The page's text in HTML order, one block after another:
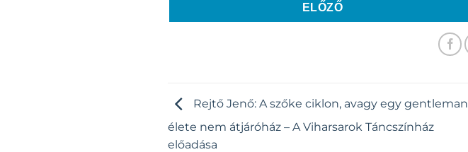
ELŐZŐ
Rejtő Jenő: A szőke ciklon, avagy egy gentleman
élete nem átjáróház – A Viharsarok Táncszínház
előadása